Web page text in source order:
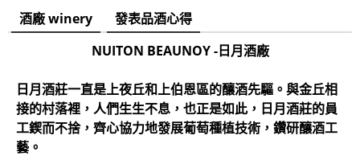
酒廠 winery
發表品酒心得
NUITON BEAUNOY -日月酒廠
日月酒莊一直是上夜丘和上伯恩區的釀酒先驅。與金丘相
接的村落裡，人們生生不息，也正是如此，日月酒莊的員
工鍥而不捨，齊心協力地發展葡萄種植技術，鑽研釀酒工
藝。